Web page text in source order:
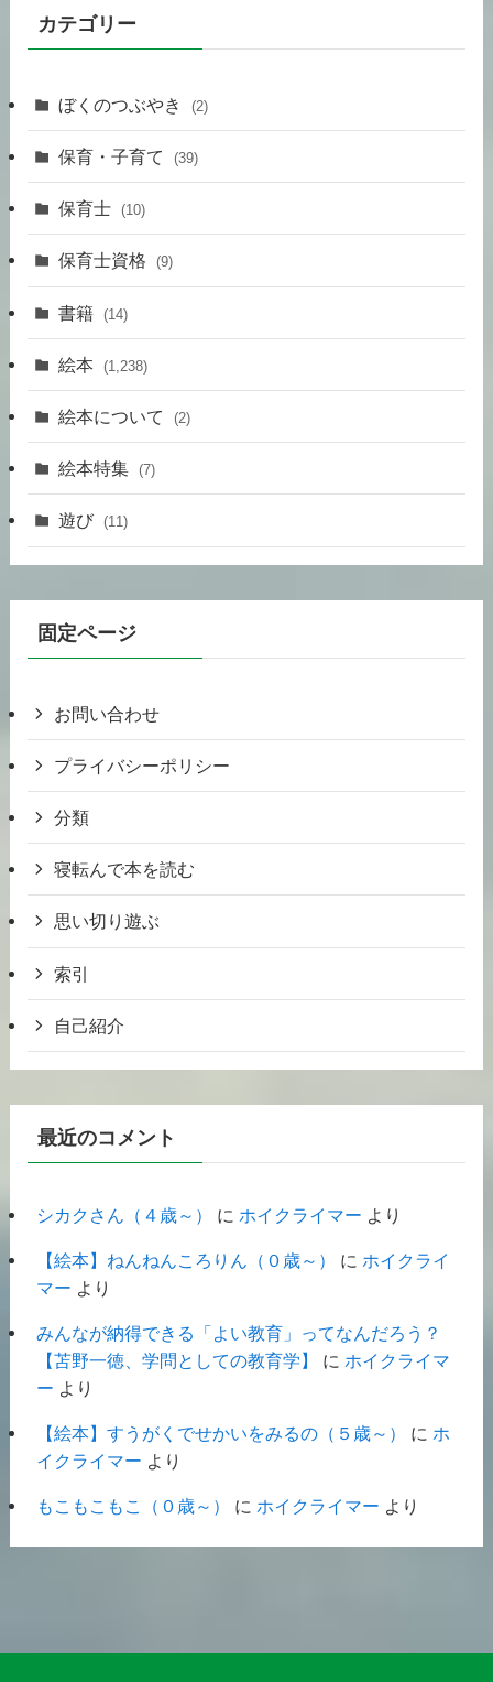
カテゴリー
ぼくのつぶやき (2)
保育・子育て (39)
保育士 (10)
保育士資格 (9)
書籍 (14)
絵本 (1,238)
絵本について (2)
絵本特集 (7)
遊び (11)
固定ページ
お問い合わせ
プライバシーポリシー
分類
寝転んで本を読む
思い切り遊ぶ
索引
自己紹介
最近のコメント
シカクさん（４歳～） に ホイクライマー より
【絵本】ねんねんころりん（０歳～） に ホイクライ
マー より
みんなが納得できる「よい教育」ってなんだろう？
【苫野一徳、学問としての教育学】
に ホイクライマ
ー より
【絵本】すうがくでせかいをみるの（５歳～） に ホ
イクライマー より
もこもこもこ（０歳～） に ホイクライマー より